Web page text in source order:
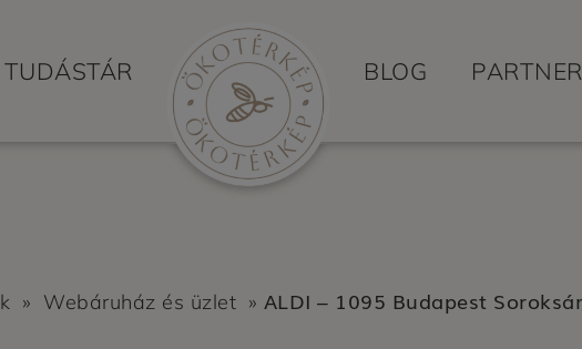
TUDÁSTÁR BLOG
» Webáruház és üzlet » ALDI – 1095 Budapest